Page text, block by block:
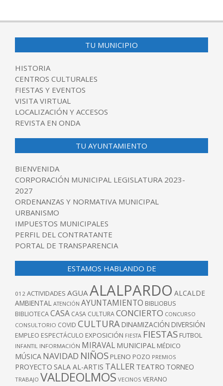
TU MUNICIPIO
HISTORIA
CENTROS CULTURALES
FIESTAS Y EVENTOS
VISITA VIRTUAL
LOCALIZACIÓN Y ACCESOS
REVISTA EN ONDA
TU AYUNTAMIENTO
BIENVENIDA
CORPORACIÓN MUNICIPAL LEGISLATURA 2023-
2027
ORDENANZAS Y NORMATIVA MUNICIPAL
URBANISMO
IMPUESTOS MUNICIPALES
PERFIL DEL CONTRATANTE
PORTAL DE TRANSPARENCIA
ESTAMOS HABLANDO DE
012 ACTIVIDADES AGUAALALPARDO ALCALDE
AMBIENTAL ATENCIÓN AYUNTAMIENTO BIBLIOBUS
BIBLIOTECACASA CASA CULTURACONCIERTO CONCURSO
CONSULTORIO COVID CULTURA DINAMIZACIÓN DIVERSIÓN
EMPLEO ESPECTÁCULO EXPOSICIÓN FIESTA FIESTAS FUTBOL
INFANTIL INFORMACIÓN MIRAVAL MUNICIPAL MÉDICO
MÚSICA NAVIDAD NIÑOS PLENO POZO PREMIOS
PROYECTO SALA AL-ARTIS TALLER TEATRO TORNEO
TRABAJO VALDEOLMOS VECINOS VERANO